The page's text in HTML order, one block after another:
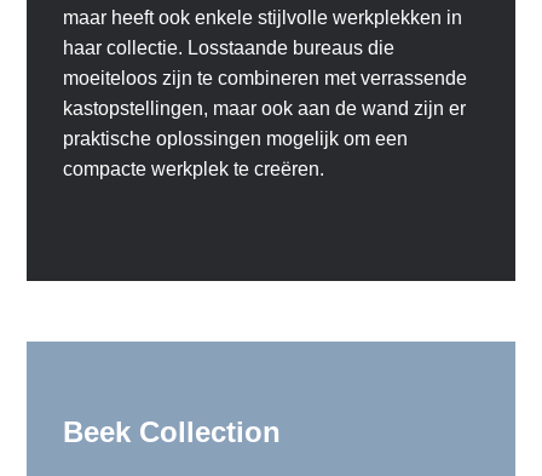
maar heeft ook enkele stijlvolle werkplekken in
haar collectie. Losstaande bureaus die
moeiteloos zijn te combineren met verrassende
kastopstellingen, maar ook aan de wand zijn er
praktische oplossingen mogelijk om een
compacte werkplek te creëren.
Beek Collection